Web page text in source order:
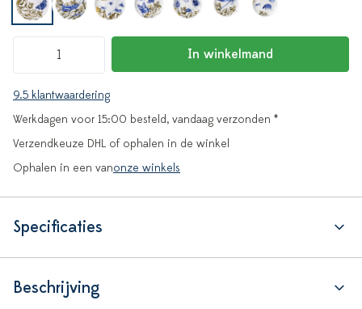
In winkelmand
9.5 klantwaardering
Werkdagen voor 15:00 besteld, vandaag verzonden *
Verzendkeuze DHL of ophalen in de winkel
Ophalen in een vanonze winkels
Specificaties
Beschrijving